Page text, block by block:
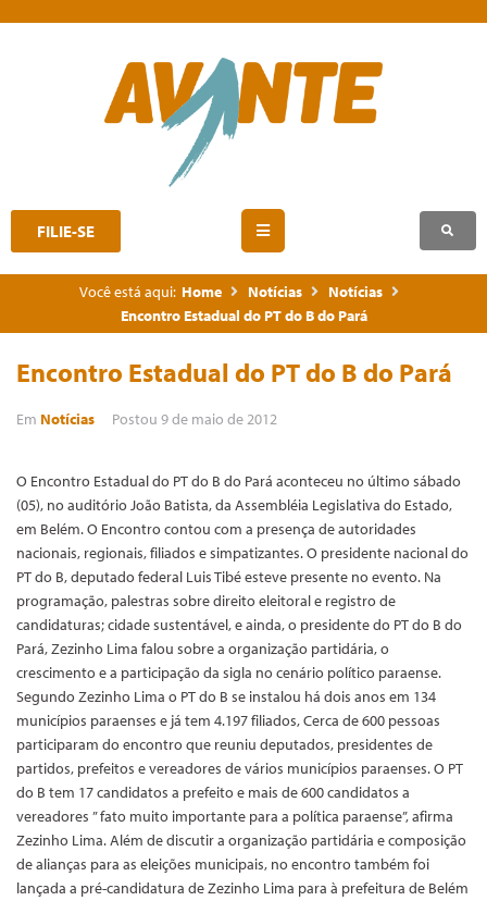
FILIE-SE
Você está aqui: Home Notícias
Notícias
Encontro Estadual do PT do B do Pará
Encontro Estadual do PT do B do Pará
Em Notícias Postou 9 de maio de 2012
O Encontro Estadual do PT do B do Pará aconteceu no último sábado
(05), no auditório João Batista, da Assembléia Legislativa do Estado,
em Belém. O Encontro contou com a presença de autoridades
nacionais, regionais, filiados e simpatizantes. O presidente nacional do
PT do B, deputado federal Luis Tibé esteve presente no evento. Na
programação, palestras sobre direito eleitoral e registro de
candidaturas; cidade sustentável, e ainda, o presidente do PT do B do
Pará, Zezinho Lima falou sobre a organização partidária, o
crescimento e a participação da sigla no cenário político paraense.
Segundo Zezinho Lima o PT do B se instalou há dois anos em 134
municípios paraenses e já tem 4.197 filiados, Cerca de 600 pessoas
participaram do encontro que reuniu deputados, presidentes de
partidos, prefeitos e vereadores de vários municípios paraenses. O PT
do B tem 17 candidatos a prefeito e mais de 600 candidatos a
vereadores ” fato muito importante para a política paraense”, afirma
Zezinho Lima. Além de discutir a organização partidária e composição
de alianças para as eleições municipais, no encontro também foi
lançada a pré-candidatura de Zezinho Lima para à prefeitura de Belém